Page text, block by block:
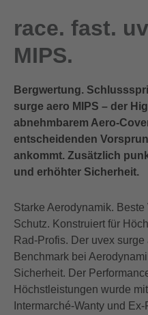
race. fast.
MIPS.
Bergwertung.
surge aero MIPS – der
abnehmbarem Aero-
entscheidenden
ankommt. Zusätzlich
und erhöhter Sicherheit.
Starke Aerodynamik.
Schutz. Konstruiert für
Rad-Profis. Der uvex
Benchmark bei
Sicherheit. Der
Höchstleistungen wurde
Intermarché-Wanty und